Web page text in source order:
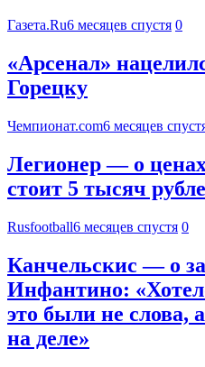
Газета.Ru6 месяцев спустя 0
«Арсенал»
Горецку
Чемпионат.com6 месяцев
Легионер — о
стоит 5 тысяч
Rusfootball6 месяцев спустя 0
Канчельскис — о
Инфантино:
это были не слова,
на деле»